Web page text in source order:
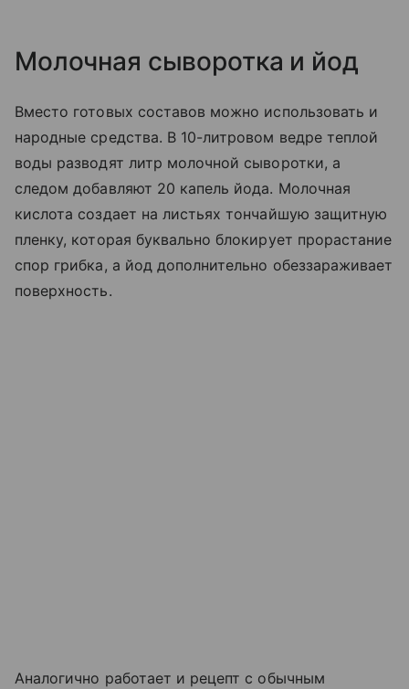
Молочная сыворотка и йод
Вместо готовых составов можно использовать и
народные средства. В 10-литровом ведре теплой
воды разводят литр молочной сыворотки, а
следом добавляют 20 капель йода. Молочная
кислота создает на листьях тончайшую защитную
пленку, которая буквально блокирует прорастание
спор грибка, а йод дополнительно обеззараживает
поверхность.
Аналогично работает и рецепт с обычным